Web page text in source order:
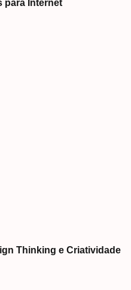
para Internet
Thinking e Criatividade